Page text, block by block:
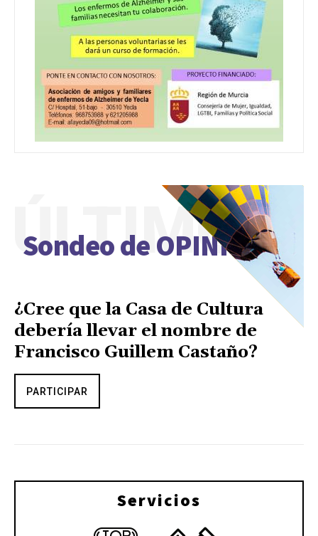
Sondeo de OPINIÓN
ÚLTIMO
¿Cree que la Casa de Cultura
debería llevar el nombre de
Francisco Guillem Castaño?
PARTICIPAR
Servicios